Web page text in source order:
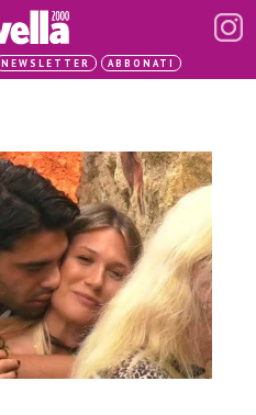
NEWSLETTER ABBONATI